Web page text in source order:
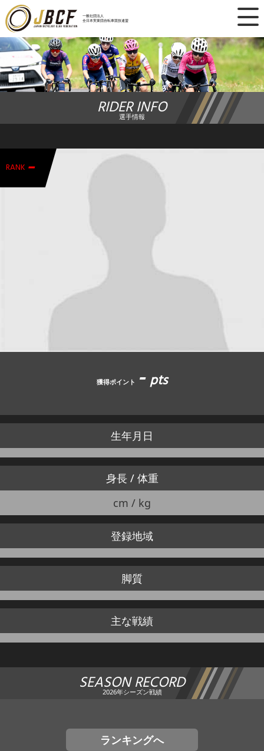
一般社団法人
全日本実業団自転車競技連盟
×
ニュース
レース日程
ランキング
チーム・選手
加盟・登録
エントリー
JBCF ROAD SERIESとは
RIDER INFO
選手情報
RANK -
獲得ポイント -pts
生年月日
身長 / 体重
cm / kg
登録地域
脚質
主な戦績
SEASON RECORD
2026年シーズン戦績
ランキングへ